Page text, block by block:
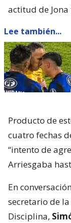
actitud de
Lee también...
Producto de
cuatro fechas
“intento de
Arriesgaba
En
secretario de
Disciplina,